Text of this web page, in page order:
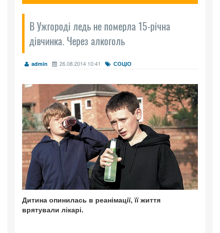
В Ужгороді ледь не померла 15-річна
дівчинка. Через алкоголь
admin 26.08.2014 10:41 СОЦІО
Дитина опинилась в реанімації, її життя
врятували лікарі.